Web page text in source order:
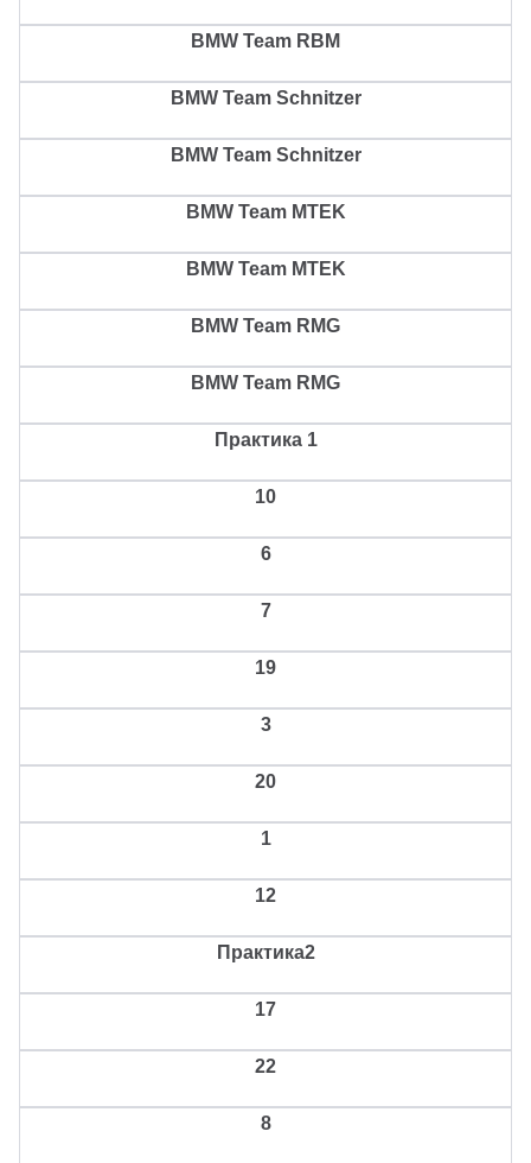
BMW Team RBM
BMW Team Schnitzer
BMW Team Schnitzer
BMW Team MTEK
BMW Team MTEK
BMW Team RMG
BMW Team RMG
Практика 1
10
6
7
19
3
20
1
12
Практика2
17
22
8